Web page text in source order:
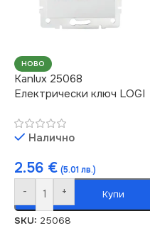
НОВО
Kanlux 25068
Електрически ключ LOGI
Налично
2.56 € (5.01 лв.)
- + Купи
SKU: 25068